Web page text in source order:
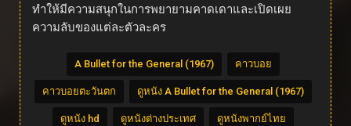
ทำให้มีความสนุกในการพยายามคาดเดาและเปิดเผย
ความลับของแต่ละตัวละคร
A Bullet for the General (1967) คาวบอย
คาวบอยตะวันตก ดูหนัง A Bullet for the General (1967)
ดูหนัง hd ดูหนังต่างประเทศ ดูหนังพากย์ไทย